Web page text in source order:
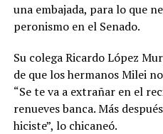
una embajada, para lo que
peronismo en el Senado.
Su colega Ricardo López
de que los hermanos Milei
“Se te va a extrañar en el
renueves banca. Más
hiciste”, lo chicaneó.